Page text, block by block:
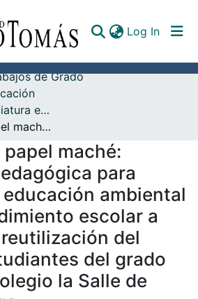
Log In
de Grado
Pregrado Licenciatura en Biología con Énfasis en Educación Ambiental
Elaboración papel maché: estrategia pedagógica para promover la educación ambiental y el emprendimiento escolar a través de la reutilización del papel en estudiantes del grado quinto del colegio la Salle de Bucaramanga.
maché:
para
ambiental
escolar a
del
del grado
la Salle de